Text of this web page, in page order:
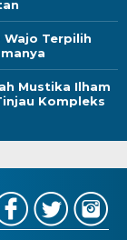
Wajo Terpilih
Mustika Ilham
Kompleks